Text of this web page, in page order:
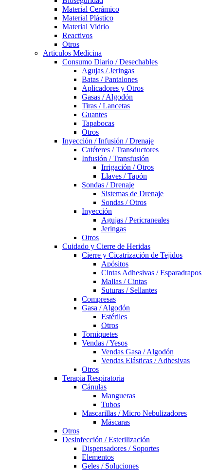
Material Cerámico
Material Plástico
Material Vidrio
Reactivos
Otros
Articulos Medicina
Consumo Diario / Desechables
Agujas / Jeringas
Batas / Pantalones
Aplicadores y Otros
Gasas / Algodón
Tiras / Lancetas
Guantes
Tapabocas
Otros
Inyección / Infusión / Drenaje
Catéteres / Transductores
Infusión / Transfusión
Irrigación / Otros
Llaves / Tapón
Sondas / Drenaje
Sistemas de Drenaje
Sondas / Otros
Inyección
Agujas / Pericraneales
Jeringas
Otros
Cuidado y Cierre de Heridas
Cierre y Cicatrización de Tejidos
Apósitos
Cintas Adhesivas / Esparadrapos
Mallas / Cintas
Suturas / Sellantes
Compresas
Gasa / Algodón
Estériles
Otros
Torniquetes
Vendas / Yesos
Vendas Gasa / Algodón
Vendas Elásticas / Adhesivas
Otros
Terapia Respiratoria
Cánulas
Mangueras
Tubos
Mascarillas / Micro Nebulizadores
Máscaras
Otros
Desinfección / Esterilización
Dispensadores / Soportes
Elementos
Geles / Soluciones